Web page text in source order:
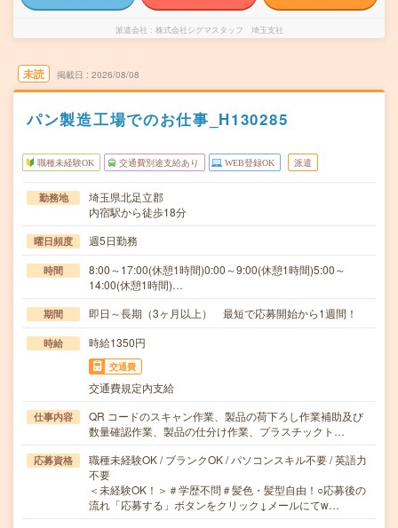
派遣会社 株式会社シグマスタッフ 埼玉支社
未読 掲載日 2026/08/08
パン製造工場でのお仕事_H130285
職種未経験OK 交通費別途支給あり WEB登録OK 派遣
勤務地
埼玉県北足立郡
内宿駅から徒歩18分
曜日頻度 週5日勤務
時間
8:00～17:00(休憩1時間)0:00～9:00(休憩1時間)5:00～
14:00(休憩1時間)…
期間 即日～長期（3ヶ月以上） 最短で応募開始から1週間！
時給 時給1350円
交通費
交通費規定内支給
仕事内容
QR コードのスキャン作業、製品の荷下ろし作業補助及び
数量確認作業、製品の仕分け作業、プラスチックト…
応募資格
職種未経験OK / ブランクOK / パソコンスキル不要 / 英語力
不要
＜未経験OK！＞＃学歴不問＃髪色・髪型自由！○応募後の
流れ「応募する」ボタンをクリック↓メールにてw…